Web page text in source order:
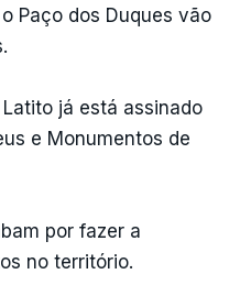
Paço dos Duques vão
já está assinado
e Monumentos de
por fazer a
no território.